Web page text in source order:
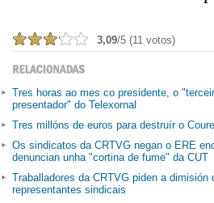
3,09/5 (11 votos)
Tres horas ao mes co presidente, o
presentador" do Telexornal
Tres millóns de euros para destruír o Courel
Os sindicatos da CRTVG negan o ERE
denuncian unha "cortina de fume" da CUT
Traballadores da CRTVG piden a dimisión
representantes sindicais